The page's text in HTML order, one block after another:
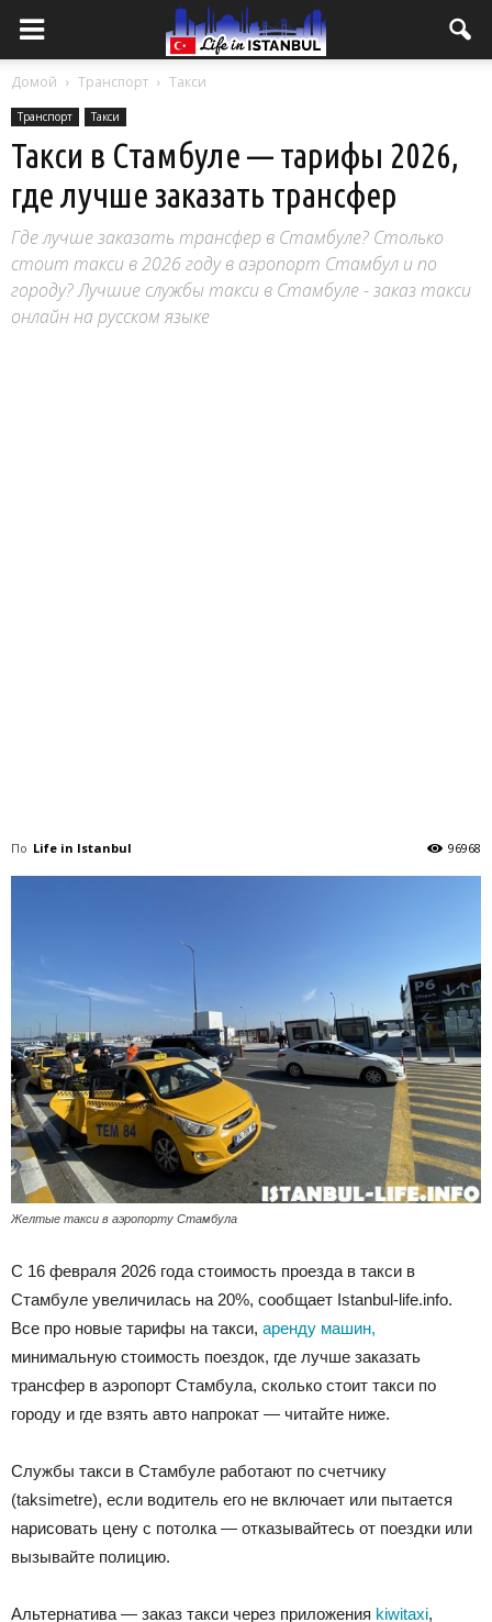
Домой Транспорт Такси
Транспорт Такси
Такси в Стамбуле — тарифы 2026,
где лучше заказать трансфер
Где лучше заказать трансфер в Стамбуле? Столько
стоит такси в 2026 году в аэропорт Стамбул и по
городу? Лучшие службы такси в Стамбуле - заказ такси
онлайн на русском языке
По Life in Istanbul 96968
Желтые такси в аэропорту Стамбула
С 16 февраля 2026 года стоимость проезда в такси в
Стамбуле увеличилась на 20%, сообщает Istanbul-life.info.
Все про новые тарифы на такси, аренду машин,
минимальную стоимость поездок, где лучше заказать
трансфер в аэропорт Стамбула, сколько стоит такси по
городу и где взять авто напрокат — читайте ниже.
Службы такси в Стамбуле работают по счетчику
(taksimetre), если водитель его не включает или пытается
нарисовать цену с потолка — отказывайтесь от поездки или
вызывайте полицию.
Альтернатива — заказ такси через приложения kiwitaxi,